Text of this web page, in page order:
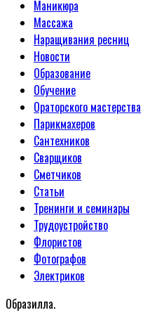
Маникюра
Массажа
Наращивания ресниц
Новости
Образование
Обучение
Ораторского мастерства
Парикмахеров
Сантехников
Сварщиков
Сметчиков
Статьи
Тренинги и семинары
Трудоустройство
Флористов
Фотографов
Электриков
Образилла.